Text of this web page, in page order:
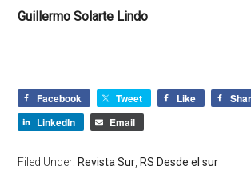
Guillermo Solarte Lindo
Facebook Tweet Like
LinkedIn
Email
Filed Under: Revista Sur RS Desde el sur